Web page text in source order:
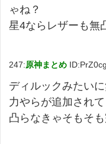
ゃね？
星4ならレザーも無
247:原神まとめ
ディルックみたい
力やらが追加され
凸らなきゃそもそ